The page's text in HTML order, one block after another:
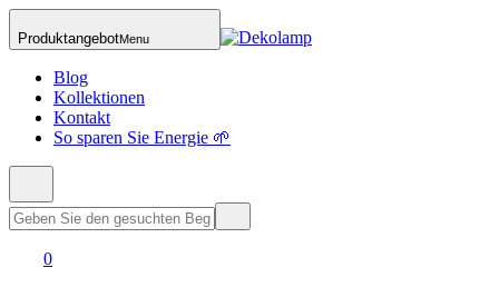
ProduktangebotMenu
Blog
Kollektionen
Kontakt
So sparen Sie Energie 🌱
0